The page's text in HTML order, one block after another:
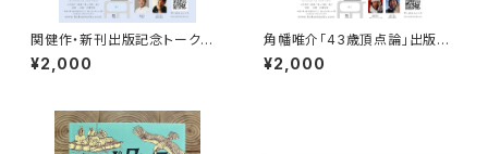
関健作・新刊出版記念トークイ
ベント録画視聴権
¥2,000
角幡唯介「43歳頂点論」出版記
念トークイベント録画視聴権
¥2,000